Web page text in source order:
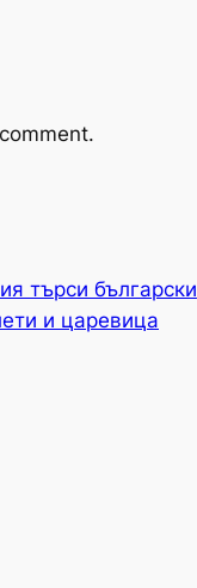
търси български
и царевица